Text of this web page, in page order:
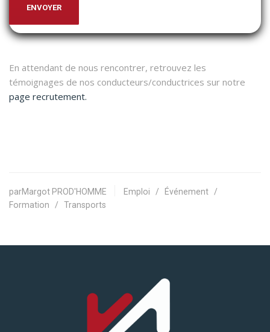
En attendant de nous rencontrer, retrouvez les
témoignages de nos conducteurs/conductrices sur notre
page recrutement.
parMargot PROD'HOMME Emploi / Événement /
Formation / Transports